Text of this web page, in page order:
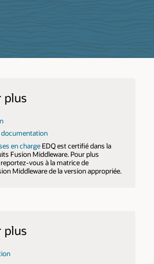
plus
documentation
en chargeEDQ est certifié dans la
Fusion Middleware. Pour plus
vous à la matrice de
Middleware de la version appropriée.
plus